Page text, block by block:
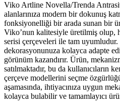
Viko Artline Novella/Trenda
alanlarınıza modern bir dokunuş
fonksiyonelliği bir arada sunan bir
Viko’nun kalitesiyle üretilmiş olup,
serisi çerçeveleri ile tam
dekorasyonunuza kolayca adapte
görünüm kazandırır. Ürün,
satılmaktadır, bu da kullanıcıların
çerçeve modellerini seçme
aşamasında, ihtiyacınıza uygun
kolayca bulabilir ve tamamlayıcı